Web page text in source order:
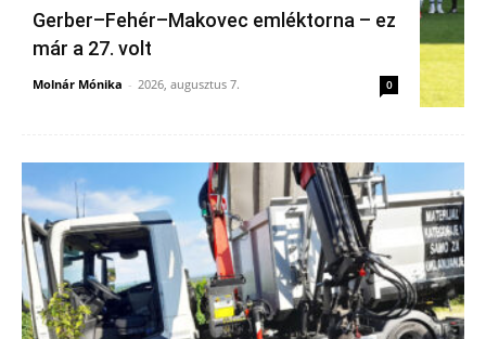
Gerber–Fehér–Makovec emléktorna – ez
már a 27. volt
Molnár Mónika - 2026, augusztus 7. 0